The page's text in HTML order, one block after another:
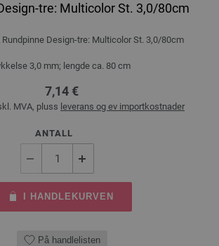
tre: Multicolor St. 3,0/80cm
Rundpinne Design-tre: Multicolor St. 3,0/80cm
3,0 mm; lengde ca. 80 cm
7,14 €
MVA, pluss leverans og ev importkostnader
ANTALL
I HANDLEKURVEN
På handlelisten